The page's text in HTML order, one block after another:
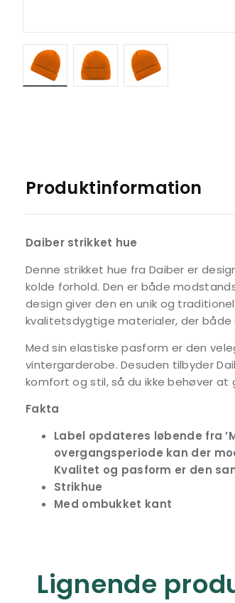
Produktinformation
Daiber strikket hue
Denne strikket hue fra Daiber er
kolde forhold. Den er både
design giver den en unik og
kvalitetsdygtige materialer, der
Med sin elastiske pasform er den
vintergarderobe. Desuden tilbyder
komfort og stil, så du ikke behøver
Fakta
Label opdateres løbende fra
overgangsperiode kan der
Kvalitet og pasform er den
Strikhue
Med ombukket kant
Lignende